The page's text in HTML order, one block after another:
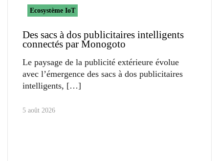
Ecosystème IoT
Des sacs à dos publicitaires intelligents
connectés par Monogoto
Le paysage de la publicité extérieure évolue
avec l’émergence des sacs à dos publicitaires
intelligents,
5 août 2026